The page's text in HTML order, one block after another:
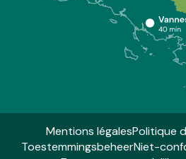
Mentions légalesPolitique
ToestemmingsbeheerNiet-